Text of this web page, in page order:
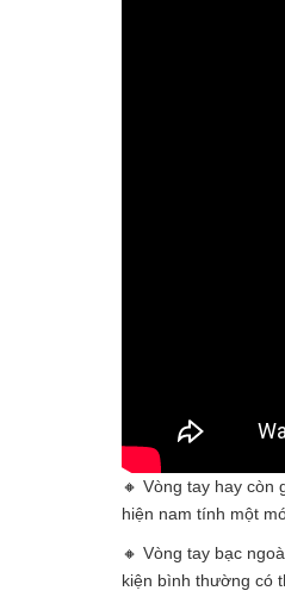
🔸 Vòng tay hay
hiện nam tính một
🔸 Vòng tay bạc
kiện bình thường có